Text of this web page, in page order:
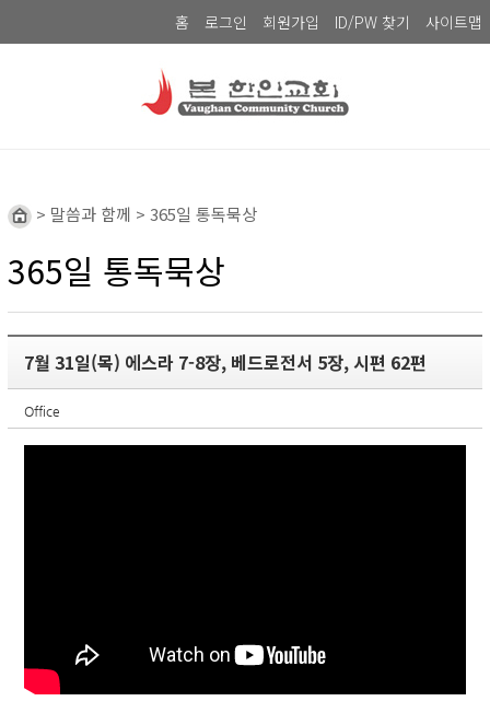
홈 로그인 회원가입 ID/PW 찾기 사이트맵
> 말씀과 함께 > 365일 통독묵상
365일 통독묵상
7월 31일(목) 에스라 7-8장, 베드로전서 5장, 시편 62편
Office